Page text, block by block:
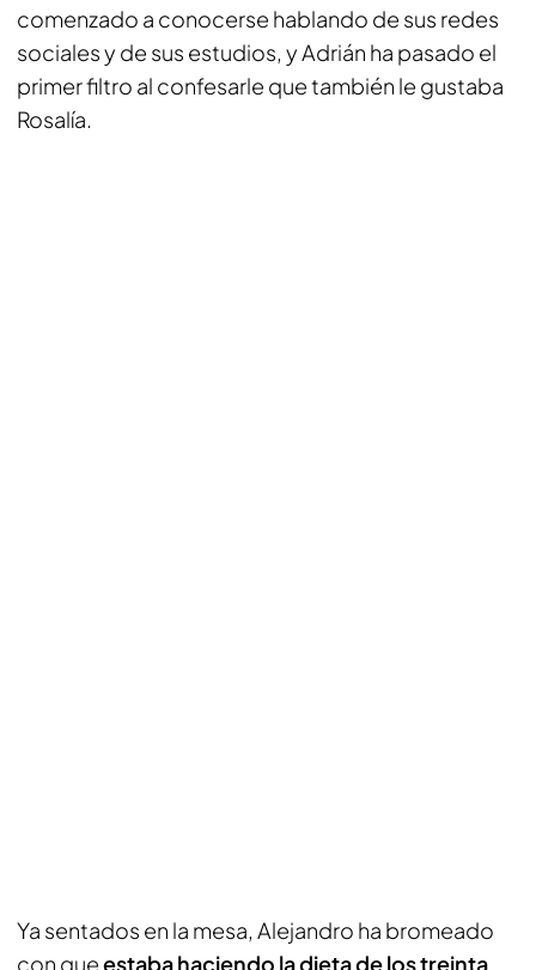
comenzado a conocerse hablando de sus redes
sociales y de sus estudios, y Adrián ha pasado el
primer filtro al confesarle que también le gustaba
Rosalía.
Ya sentados en la mesa, Alejandro ha bromeado
con queestaba haciendo la dieta de los treinta